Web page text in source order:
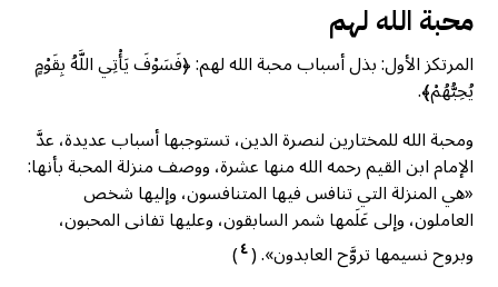
محبة الله لهم
المرتكز الأول: بذل أسباب محبة الله لهم: ﴿فَسَوْفَ يَأْتِي اللَّهُ بِقَوْمٍ
يُحِبُّهُمْ﴾.
ومحبة الله للمختارين لنصرة الدين، تستوجبها أسباب عديدة، عدَّ
الإمام ابن القيم رحمه الله منها عشرة، ووصف منزلة المحبة بأنها:
«هي المنزلة التي تنافس فيها المتنافسون، وإليها شخص
العاملون، وإلى عَلَمها شمر السابقون، وعليها تفانى المحبون،
وبروح نسيمها تروَّح العابدون».(٤)